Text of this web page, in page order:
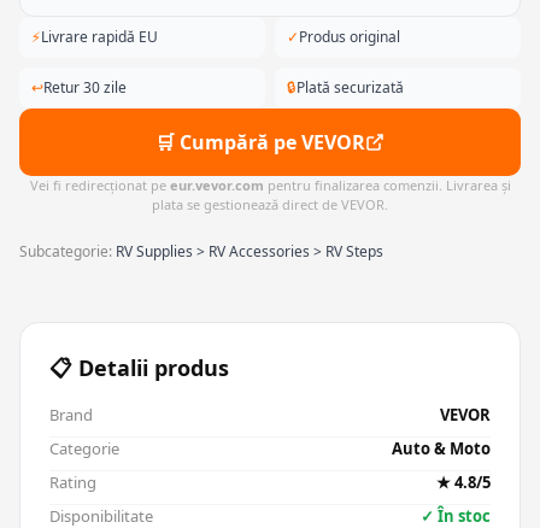
⚡Livrare rapidă EU ✓Produs original
↩Retur 30 zile 🔒Plată securizată
🛒 Cumpără pe VEVOR
Vei fi redirecționat pe eur.vevor.com pentru finalizarea comenzii. Livrarea și
plata se gestionează direct de VEVOR.
Subcategorie: RV Supplies > RV Accessories > RV Steps
📋 Detalii produs
Brand
VEVOR
Categorie
Auto & Moto
Rating
★ 4.8/5
Disponibilitate
✓ În stoc